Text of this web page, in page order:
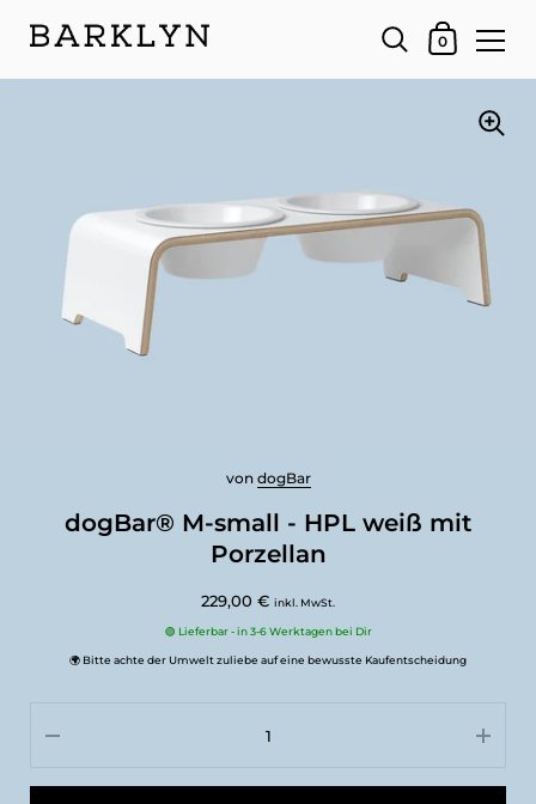
Dein
0
dogBar® M-small - HPL weiß mit
Porzellan
von dogBar
229,00 € inkl. MwSt.
🟢 Lieferbar - in 3-6 Werktagen bei Dir
🌍 Bitte achte der Umwelt zuliebe auf eine bewusste Kaufentscheidung